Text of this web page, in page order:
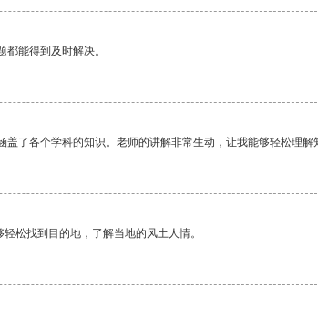
能得到及时解决。
了各个学科的知识。老师的讲解非常生动，让我能够轻松理解
松找到目的地，了解当地的风土人情。